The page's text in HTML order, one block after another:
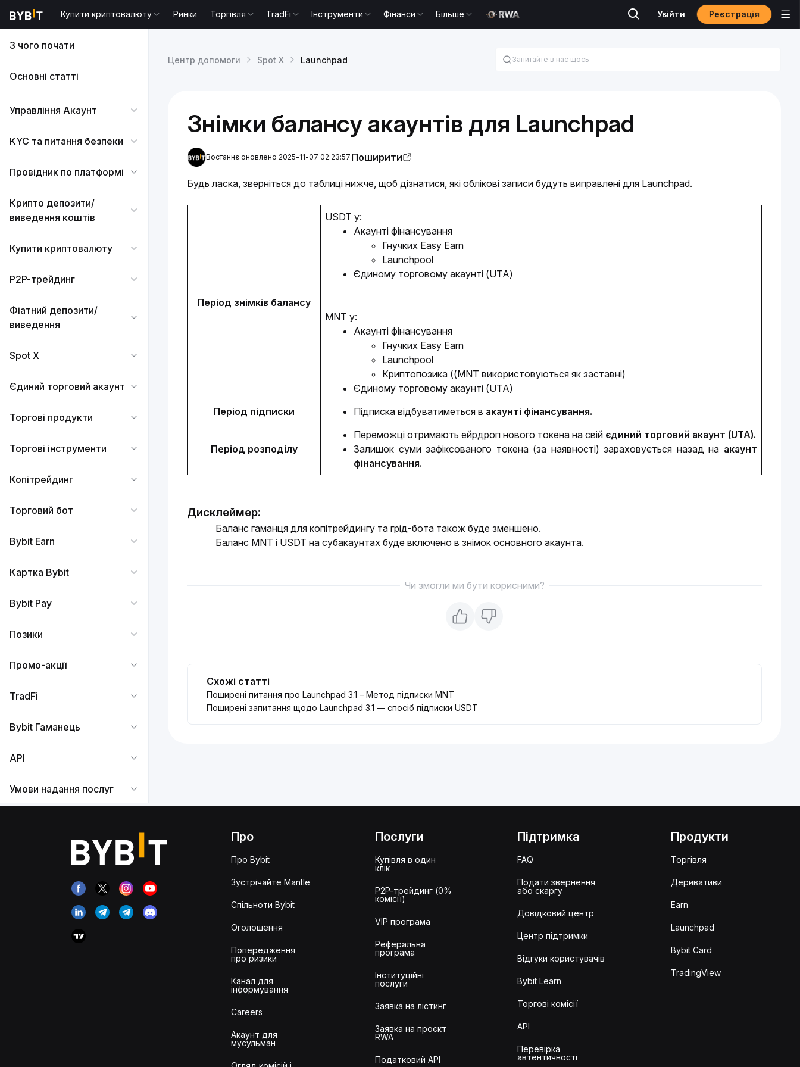
Купити криптовалюту Ринки Торгівля TradFi Інструменти Фінанси Більше Увійти Реєстрація
З чого почати
Основні статті
Управління Акаунт
KYC та питання безпеки
Провідник по платформі
Крипто депозити/
виведення коштів
Купити криптовалюту
P2P-трейдинг
Фіатний депозити/
виведення
Spot X
Єдиний торговий акаунт
Торгові продукти
Торгові інструменти
Копітрейдинг
Торговий бот
Bybit Earn
Картка Bybit
Bybit Pay
Позики
Промо-акції
TradFi
Bybit Гаманець
API
Умови надання послуг
Центр допомоги Spot X Launchpad
Знімки балансу акаунтів для Launchpad
Востаннє оновлено 2025-11-07 02:23:57 Поширити
Будь ласка, зверніться до таблиці нижче, щоб дізнатися, які облікові записи будуть виправлені для Launchpad.
Період знімків балансу
USDT у:
Акаунті фінансування
Гнучких Easy Earn
Launchpool
Єдиному торговому акаунті (UTA)
MNT у:
Акаунті фінансування
Гнучких Easy Earn
Launchpool
Криптопозика ((MNT використовуються як заставні)
Єдиному торговому акаунті (UTA)
Період підписки
Підписка відбуватиметься в акаунті фінансування.
Період розподілу
Переможці отримають ейрдроп нового токена на свій єдиний торговий акаунт (UTA).
Залишок суми зафіксованого токена (за наявності) зараховується назад на акаунт
фінансування.
Дисклеймер:
Баланс гаманця для копітрейдингу та грід-бота також буде зменшено.
Баланс MNT і USDT на субакаунтах буде включено в знімок основного акаунта.
Чи змогли ми бути корисними?
Схожі статті
Поширені питання про Launchpad 3.1 – Метод підписки MNT
Поширені запитання щодо Launchpad 3.1 — спосіб підписки USDT
Про
Про Bybit
Зустрічайте Mantle
Спільноти Bybit
Оголошення
Попередження
про ризики
Канал для
інформування
Careers
Акаунт для
мусульман
Послуги
Купівля в один
клік
P2P-трейдинг (0%
комісії)
VIP програма
Реферальна
програма
Інституційні
послуги
Заявка на лістинг
Заявка на проєкт
RWA
Податковий API
Підтримка
FAQ
Подати звернення
або скаргу
Довідковий центр
Центр підтримки
Відгуки користувачів
Bybit Learn
Торгові комісії
API
Перевірка
автентичності
Продукти
Торгівля
Деривативи
Earn
Launchpad
Bybit Card
TradingView